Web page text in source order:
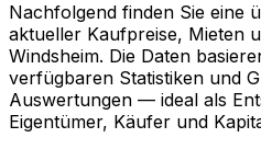
Nachfolgend finden Sie eine
aktueller Kaufpreise, Mieten
Windsheim. Die Daten
verfügbaren Statistiken und
Auswertungen — ideal als
Eigentümer, Käufer und